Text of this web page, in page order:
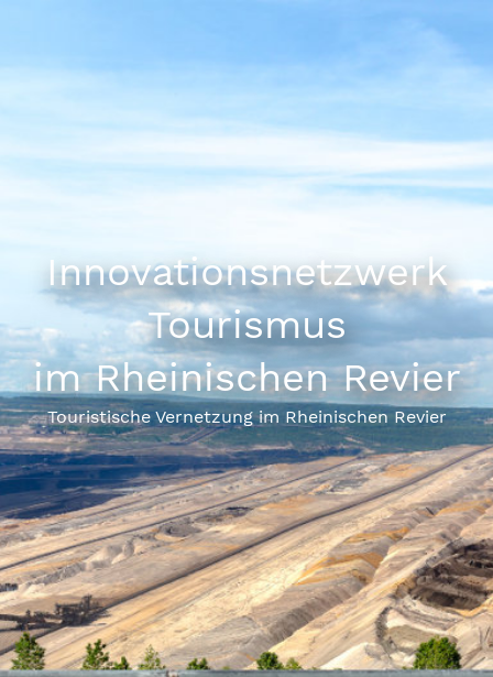
ANGEBOTE & PLANUNGEN
Innovationsnetzwerk
Tourismus
im Rheinischen Revier
Touristische Vernetzung im Rheinischen Revier